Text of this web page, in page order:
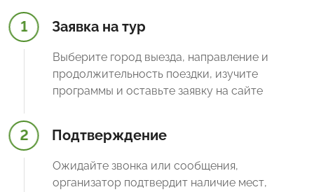
1 Заявка на тур
Выберите город выезда, направление и
продолжительность поездки, изучите
программы и оставьте заявку на сайте
2 Подтверждение
Ожидайте звонка или сообщения,
организатор подтвердит наличие мест,